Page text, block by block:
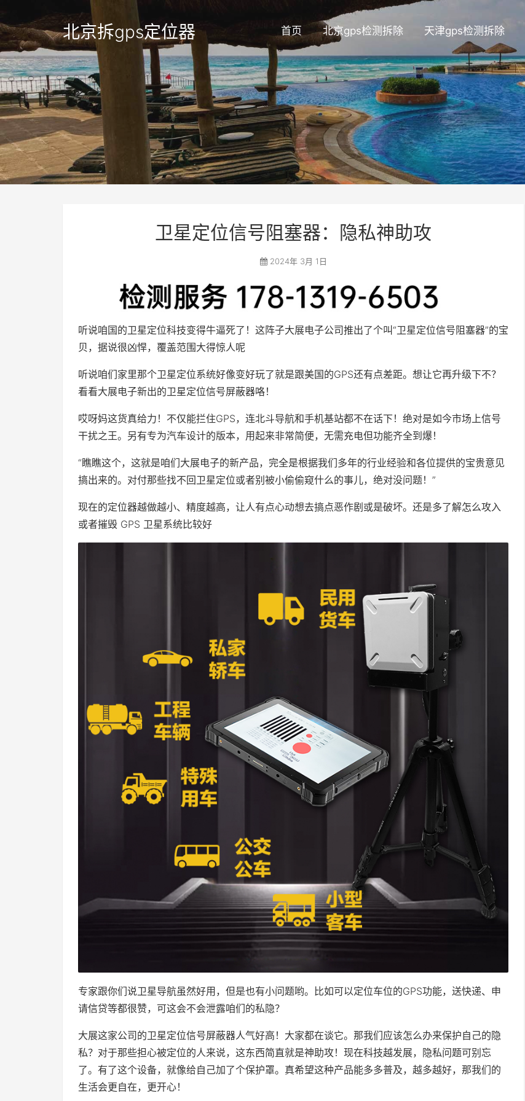
北京拆gps定位器 首页 北京gps检测拆除 天津gps检测拆除
卫星定位信号阻塞器：隐私神助攻
2024年 3月 1日
听说咱国的卫星定位科技变得牛逼死了！这阵子大展电子公司推出了个叫“卫星定位信号阻塞器”的宝
贝，据说很凶悍，覆盖范围大得惊人呢
听说咱们家里那个卫星定位系统好像变好玩了就是跟美国的GPS还有点差距。想让它再升级下不？
看看大展电子新出的卫星定位信号屏蔽器咯！
哎呀妈这货真给力！不仅能拦住GPS，连北斗导航和手机基站都不在话下！绝对是如今市场上信号
干扰之王。另有专为汽车设计的版本，用起来非常简便，无需充电但功能齐全到爆！
“瞧瞧这个，这就是咱们大展电子的新产品，完全是根据我们多年的行业经验和各位提供的宝贵意见
搞出来的。对付那些找不回卫星定位或者别被小偷偷窥什么的事儿，绝对没问题！”
现在的定位器越做越小、精度越高，让人有点心动想去搞点恶作剧或是破坏。还是多了解怎么攻入
或者摧毁 GPS 卫星系统比较好
专家跟你们说卫星导航虽然好用，但是也有小问题哟。比如可以定位车位的GPS功能，送快递、申
请信贷等都很赞，可这会不会泄露咱们的私隐？
大展这家公司的卫星定位信号屏蔽器人气好高！大家都在谈它。那我们应该怎么办来保护自己的隐
私？对于那些担心被定位的人来说，这东西简直就是神助攻！现在科技越发展，隐私问题可别忘
了。有了这个设备，就像给自己加了个保护罩。真希望这种产品能多多普及，越多越好，那我们的
生活会更自在，更开心！